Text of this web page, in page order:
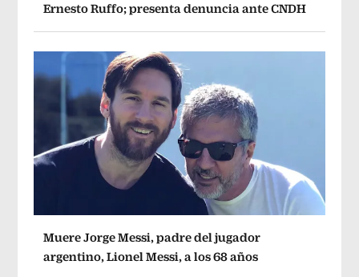
Ernesto Ruffo; presenta denuncia ante CNDH
Muere Jorge Messi, padre del jugador
argentino, Lionel Messi, a los 68 años